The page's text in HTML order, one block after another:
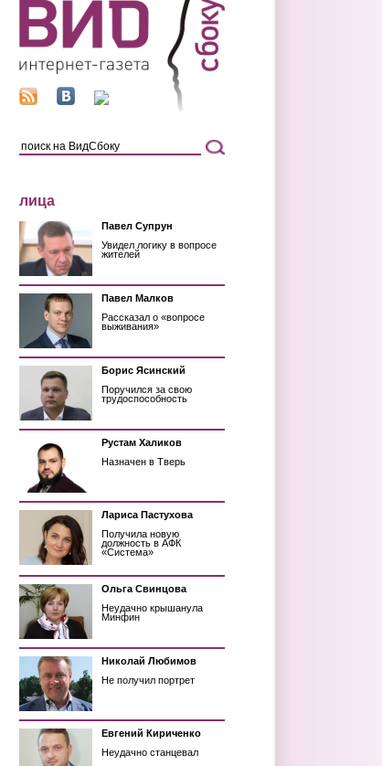
лица
Павел Супрун
Увидел логику в вопросе
жителей
Павел Малков
Рассказал о «вопросе
выживания»
Борис Ясинский
Поручился за свою
трудоспособность
Рустам Халиков
Назначен в Тверь
Лариса Пастухова
Получила новую
должность в АФК
«Система»
Ольга Свинцова
Неудачно крышанула
Минфин
Николай Любимов
Не получил портрет
Евгений Кириченко
Неудачно станцевал